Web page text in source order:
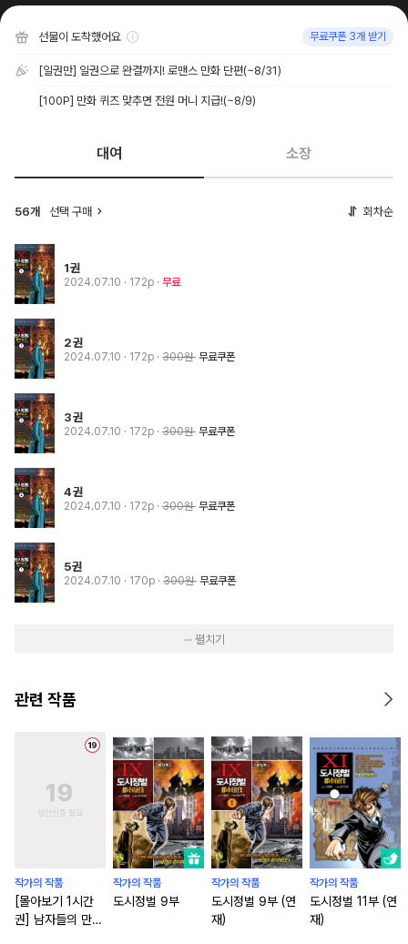
선물이 도착했어요 무료쿠폰 3개 받기
[일권만] 일권으로 완결까지! 로맨스 만화 단편(~8/31)
[100P] 만화 퀴즈 맞추면 전원 머니 지급!(~8/9)
대여 소장
56개 선택 구매 회차순
1권
2024.07.10 · 172p 무료
2권
2024.07.10 · 172p 300원 무료쿠폰
3권
2024.07.10 · 172p 300원 무료쿠폰
4권
2024.07.10 · 172p 300원 무료쿠폰
5권
2024.07.10 · 170p 300원 무료쿠폰
··· 펼치기
관련 작품
작가의 작품
[몰아보기 1시간
권] 남자들의 만화
작가의 작품
도시정벌 9부
작가의 작품
도시정벌 9부 (연
재)
작가의 작품
도시정벌 11부 (연
재)